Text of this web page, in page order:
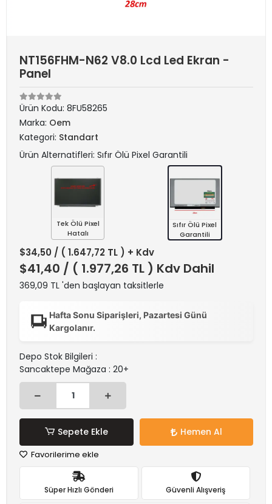
NT156FHM-N62 V8.0 Lcd Led Ekran -
Panel
Ürün Kodu: 8FU58265
Marka: Oem
Kategori: Standart
Ürün Alternatifleri: Sıfır Ölü Pixel Garantili
Tek Ölü Pixel
Hatalı
Sıfır Ölü Pixel
Garantili
$34,50 / ( 1.647,72 TL ) + Kdv
$41,40 / ( 1.977,26 TL ) Kdv Dahil
369,09 TL 'den başlayan taksitlerle
Hafta Sonu Siparişleri, Pazartesi Günü
Kargolanır.
Depo Stok Bilgileri :
Sancaktepe Mağaza : 20+
Sepete Ekle Hemen Al
Favorilerime ekle
Süper Hızlı Gönderi Güvenli Alışveriş